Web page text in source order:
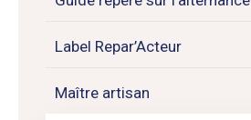
Label Repar’Acteur
Maître artisan